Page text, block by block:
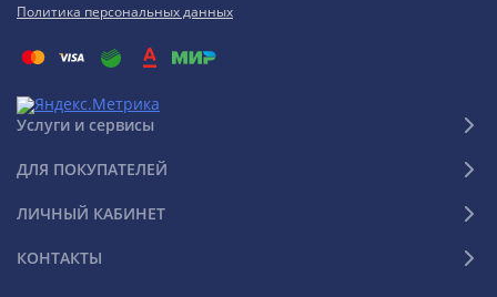
Политика персональных данных
Услуги и сервисы
ДЛЯ ПОКУПАТЕЛЕЙ
ЛИЧНЫЙ КАБИНЕТ
КОНТАКТЫ